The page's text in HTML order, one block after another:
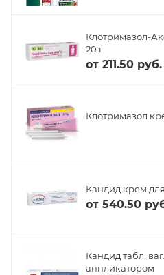
Клотримазол-
20 г
от 211.50 руб.
Клотримазол
Кандид крем
от 540.50
Кандид табл.
аппликатором